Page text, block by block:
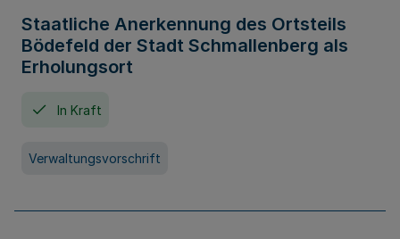
Staatliche Anerkennung des Ortsteils
Bödefeld der Stadt Schmallenberg als
Erholungsort
In Kraft
Verwaltungsvorschrift